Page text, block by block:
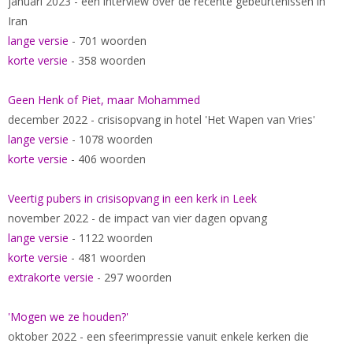
Iran
lange versie - 701 woorden
korte versie - 358 woorden
Geen Henk of Piet, maar Mohammed
december 2022 - crisisopvang in hotel 'Het Wapen van Vries'
lange versie - 1078 woorden
korte versie - 406 woorden
Veertig pubers in crisisopvang in een kerk in Leek
november 2022 - de impact van vier dagen opvang
lange versie - 1122 woorden
korte versie - 481 woorden
extrakorte versie - 297 woorden
'Mogen we ze houden?'
oktober 2022 - een sfeerimpressie vanuit enkele kerken die